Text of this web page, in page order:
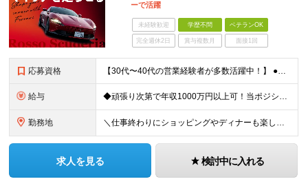
ーで活躍
未経験歓迎 学歴不問 ベテランOK
完全週休2日 賞与複数月 面接1回
応募資格 【30代〜40代の営業経験者が多数活躍中！】 ●何らかの営業経験をお持ちの方（業界不問） ●普通自動車免許第一種をお持ちの方 ●学歴不問 ★こんな方にピッタリ！ ・国産車や輸入車ディーラーでの経験を
給与 ◆頑張り次第で年収1000万円以上可！当ポジションで活躍中の多数の社員が年収1000万円超 ◆2年目でも年収600万～700万円可 ◆充実のインセンティブ制度で高収入を目指せる！ ┗車の販売、保険、ロ
勤務地 ＼仕事終わりにショッピングやディナーも楽しめる◎／ ◆六本木勤務！駅チカの通勤便利な勤務地です♪ ◆転勤なし 【本社】東京都港区六本木5-18-3 (変更の範囲)上記を除く当社関連勤務地
求人を見る 検討中に入れる